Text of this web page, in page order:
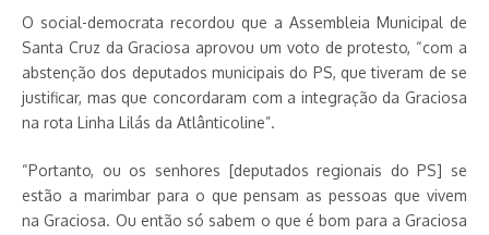
O social-democrata recordou que a Assembleia Municipal de
Santa Cruz da Graciosa aprovou um voto de protesto, “com a
abstenção dos deputados municipais do PS, que tiveram de se
justificar, mas que concordaram com a integração da Graciosa
na rota Linha Lilás da Atlânticoline”.
“Portanto, ou os senhores [deputados regionais do PS] se
estão a marimbar para o que pensam as pessoas que vivem
na Graciosa. Ou então só sabem o que é bom para a Graciosa